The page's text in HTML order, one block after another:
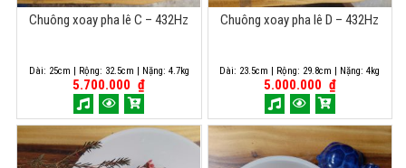
Chuông xoay pha lê C – 432Hz
Dài: 25cm | Rộng: 32.5cm | Nặng: 4.7kg
5.700.000 ₫
Chuông xoay pha lê D – 432Hz
Dài: 23.5cm | Rộng: 29.8cm | Nặng: 4kg
5.000.000 ₫